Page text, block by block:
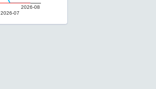
2026-07
2026-08